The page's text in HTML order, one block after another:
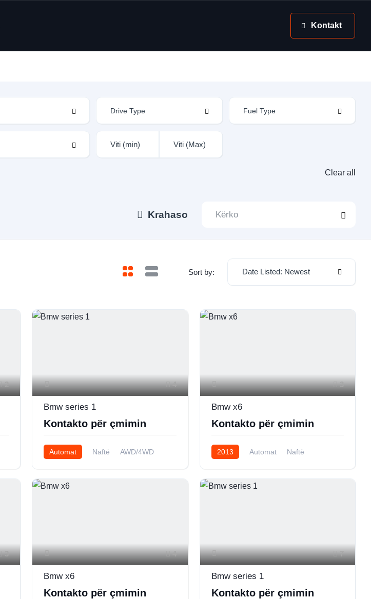
Kontakt
Clear all
Krahaso
Sort by: Date Listed: Newest
2 4
Bmw series 1
Kontakto për çmimin
Automat Naftë AWD/4WD
3
Bmw x6
Kontakto për çmimin
2013 Automat
Naftë
3 4
Bmw x6
Kontakto për çmimin
7
Bmw series 1
Kontakto për çmimin